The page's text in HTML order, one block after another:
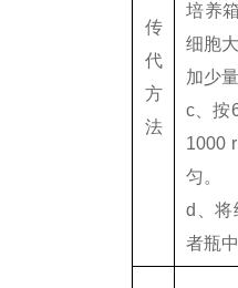
传
代
方
法
培养
细胞
加少
c、按
1000
匀。
d、将
者瓶